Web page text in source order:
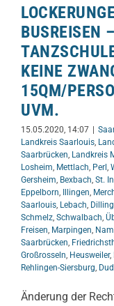
BUSREISEN
KEINE
15QM/
UVM.
15.05.2020, 14:07 |
Landkreis Saarlouis,
Saarbrücken, Landkreis
Losheim, Mettlach, Perl,
Gersheim, Bexbach, St.
Eppelborn, Illingen,
Saarlouis, Lebach,
Schmelz, Schwalbach,
Freisen, Marpingen,
Saarbrücken,
Großrosseln, Heusweiler,
Rehlingen-Siersburg,
Änderung der